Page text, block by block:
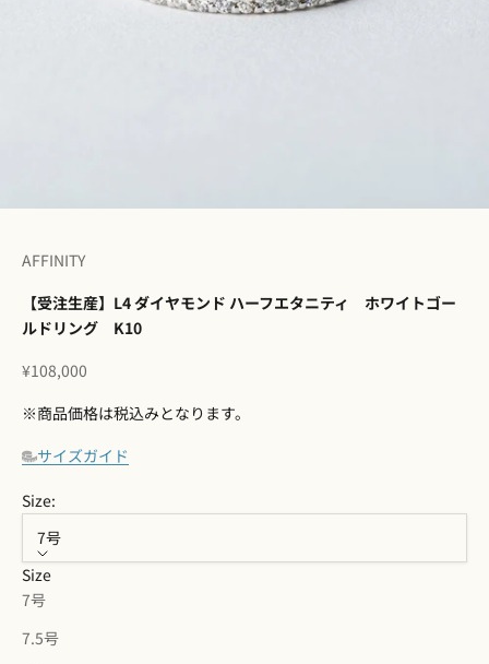
AFFINITY
【受注生産】L4 ダイヤモンド ハーフエタニティ ホワイトゴー
ルドリング K10
セール価格
¥108,000
※商品価格は税込みとなります。
サイズガイド
Size:
7号
Size
7号
7.5号